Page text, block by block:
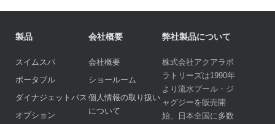
製品
スイムスパ
ポータブル
ダイナジェットバス
オプション
会社概要
会社概要
ショールーム
個人情報の取り扱い
について
弊社製品について
株式会社アクアラボ
ラトリーズは1990年
より流水プール・ジ
ャグジーを販売開
始、日本全国に多数